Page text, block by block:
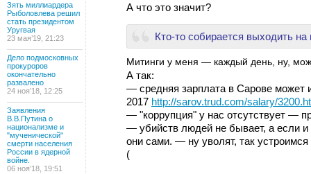
Зять миллиардера
Рыболовлева решил
стать президентом
Уругвая
23 мая’19, 21:23
Дело подмосковных
прокуроров
окончательно
развалено
24 ноя’18, 12:25
Заявления
В.В.Путина о
национализме и
"мученической"
смерти населения
России в ядерной
войне.
06 ноя’18, 19:51
А что это значит?
Кто-то собирается выходить на
Митинги у меня — каждый день, ну,
А так:
— средняя зарплата в Сарове может
2017 http://sarov.trud.com/salary/
— "коррупция" у нас отсутствует —
— убийств людей не бывает, а если и
они сами. — ну уволят, так
(